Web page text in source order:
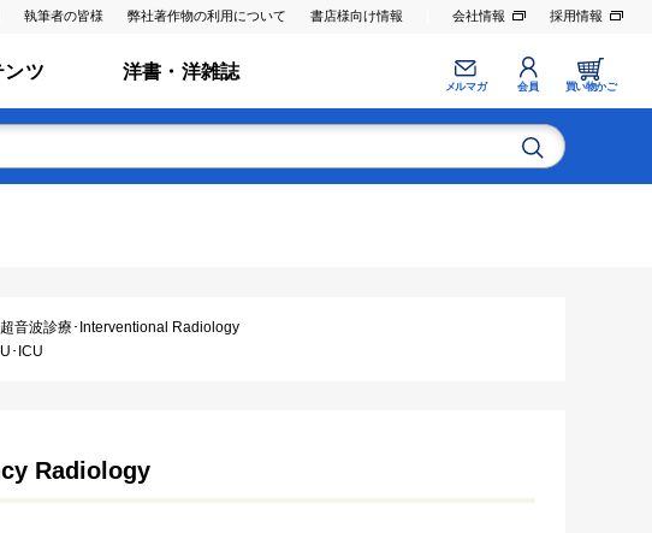
執筆者の皆様 弊社著作物の利用について 書店様向け情報 会社情報 採用情報
ンツ 洋書・洋雑誌
メルマガ 会員 買い物かご
音波診療･Interventional Radiology
･ICU
Radiology